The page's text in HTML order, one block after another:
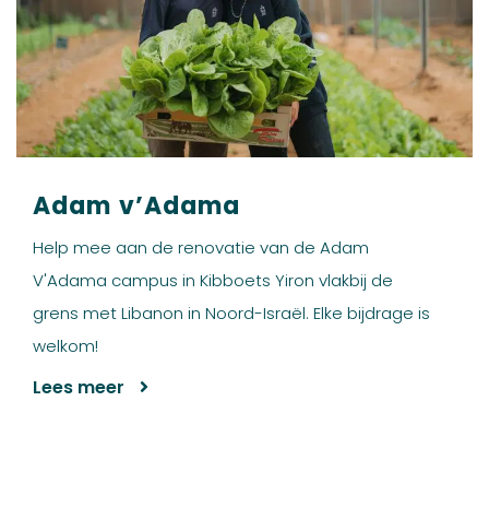
Adam v’Adama
Help mee aan de renovatie van de Adam
V'Adama campus in Kibboets Yiron vlakbij de
grens met Libanon in Noord-Israël. Elke bijdrage is
welkom!
Lees meer